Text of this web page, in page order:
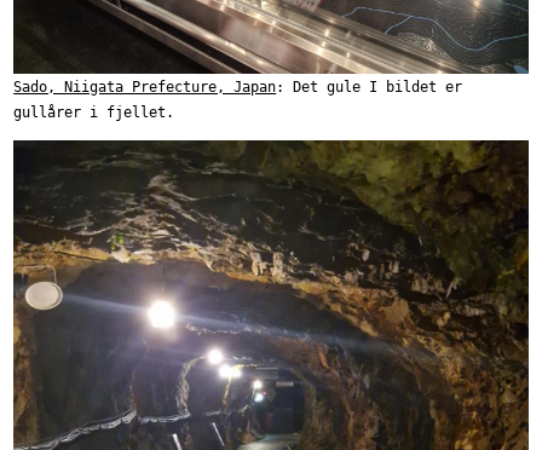
Sado, Niigata Prefecture, Japan: Det gule I bildet er
gullårer i fjellet.